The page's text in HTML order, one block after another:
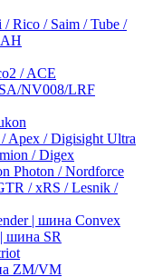
/ Rico / Saim / Tube /
/ ACE
NV008/LRF
Apex / Digisight Ultra
/ Digex
Photon / Nordforce
/ xRS / Lesnik /
| шина Convex
шина SR
ZM/VM